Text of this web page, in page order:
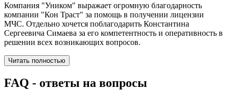
Компания "Уником" выражает огромную благодарность
компании "Кон Траст" за помощь в получении лицензии
МЧС. Отдельно хочется поблагодарить Константина
Сергеевича Симаева за его компетентность и оперативность в
решении всех возникающих вопросов.
Читать полностью
FAQ - ответы на вопросы